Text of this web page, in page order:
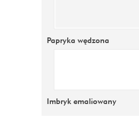
Papryka wędzona
Imbryk emaliowany